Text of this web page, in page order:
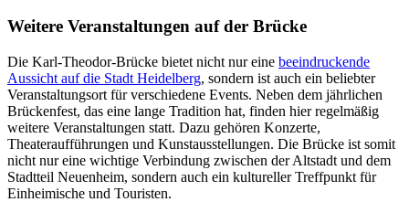
Weitere Veranstaltungen auf der Brücke
Die Karl-Theodor-Brücke bietet nicht nur eine beeindruckende
Aussicht auf die Stadt Heidelberg, sondern ist auch ein beliebter
Veranstaltungsort für verschiedene Events. Neben dem jährlichen
Brückenfest, das eine lange Tradition hat, finden hier regelmäßig
weitere Veranstaltungen statt. Dazu gehören Konzerte,
Theateraufführungen und Kunstausstellungen. Die Brücke ist somit
nicht nur eine wichtige Verbindung zwischen der Altstadt und dem
Stadtteil Neuenheim, sondern auch ein kultureller Treffpunkt für
Einheimische und Touristen.